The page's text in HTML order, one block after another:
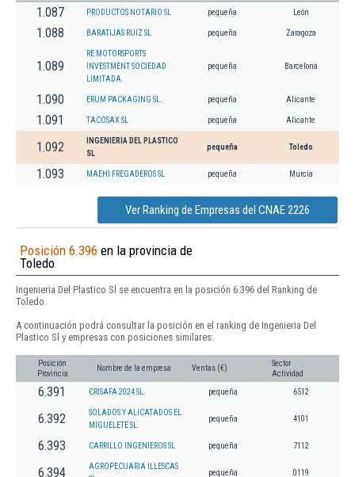
1.087 PRODUCTOS NOTARIO SL pequeña León
1.088 BARATIJAS RUIZ SL pequeña Zaragoza
1.089
RE MOTORSPORTS
INVESTMENT SOCIEDAD
LIMITADA.
pequeña Barcelona
1.090 ERUM PACKAGING SL. pequeña Alicante
1.091 TACOSAX SL pequeña Alicante
1.092
INGENIERIA DEL PLASTICO
SL
pequeña Toledo
1.093 MAEHI FREGADEROS SL pequeña Murcia
Ver Ranking de Empresas del CNAE 2226
Posición 6.396 en la provincia de
Toledo
Ingenieria Del Plastico Sl se encuentra en la posición 6.396 del Ranking de
Toledo.
A continuación podrá consultar la posición en el ranking de Ingenieria Del
Plastico Sl y empresas con posiciones similares:
Posición
Provincia
Nombre de la empresa Ventas (€)
Sector
Actividad
6.391 CRISAFA 2024 SL. pequeña 6512
6.392
SOLADOS Y ALICATADOS EL
MIGUELETE SL
pequeña 4101
6.393 CARRILLO INGENIEROS SL pequeña 7112
6.394
AGROPECUARIA ILLESCAS
pequeña 0119